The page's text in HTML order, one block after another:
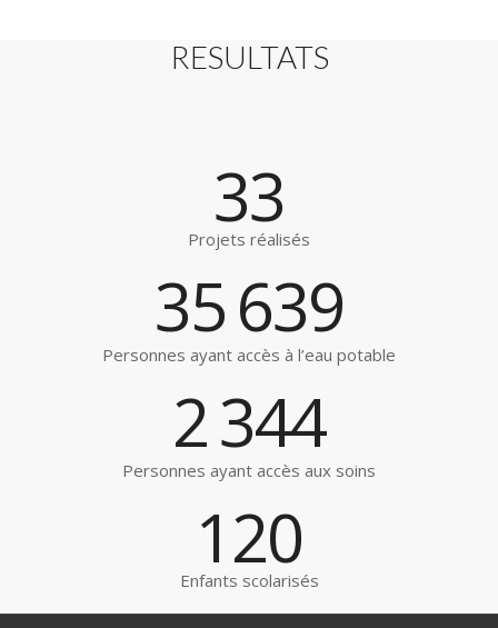
RESULTATS
33
Projets réalisés
35639
Personnes ayant accès à l’eau potable
2344
Personnes ayant accès aux soins
120
Enfants scolarisés